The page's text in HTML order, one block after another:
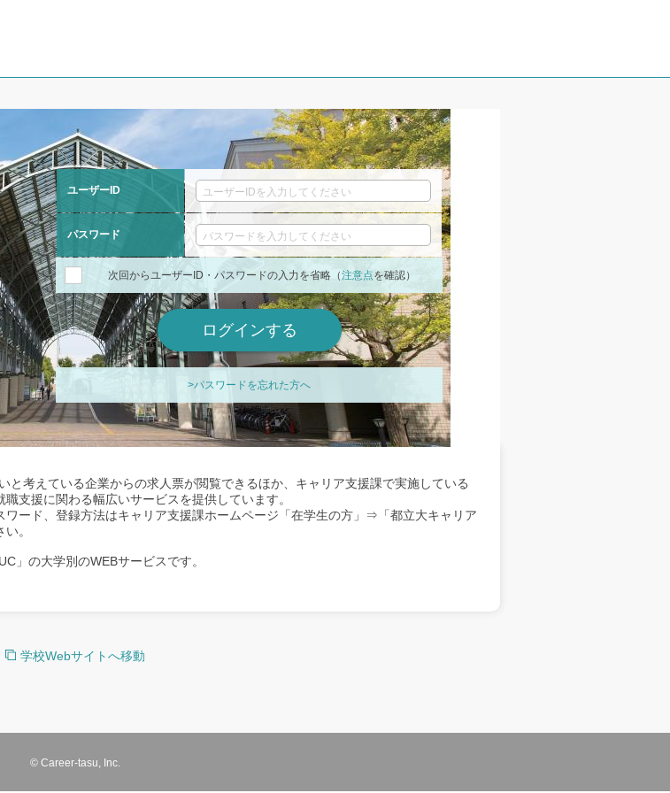
ユーザーID
パスワード
次回からユーザーID・パスワードの入力を省略（注意点を確認）
>パスワードを忘れた方へ
考えている企業からの求人票が閲覧できるほか、キャリア支援課で実施している
支援に関わる幅広いサービスを提供しています。
ード、登録方法はキャリア支援課ホームページ「在学生の方」⇒「都立大キャリア
。
」の大学別のWEBサービスです。
学校Webサイトへ移動
© Career-tasu, Inc.